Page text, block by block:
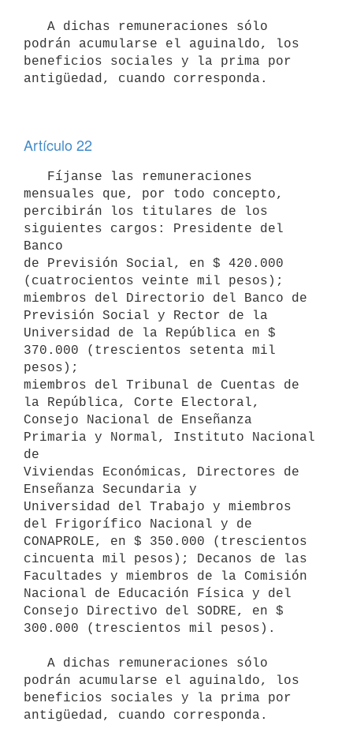
podrán acumularse el aguinaldo, los
beneficios sociales y la prima por
antigüedad, cuando corresponda.
Artículo 22
mensuales que, por todo concepto,
percibirán los titulares de los
siguientes cargos: Presidente del
Banco
de Previsión Social, en $ 420.000
(cuatrocientos veinte mil pesos);
miembros del Directorio del Banco de
Previsión Social y Rector de la
Universidad de la República en $
370.000 (trescientos setenta mil
pesos);
miembros del Tribunal de Cuentas de
la República, Corte Electoral,
Consejo Nacional de Enseñanza
Primaria y Normal, Instituto Nacional
de
Viviendas Económicas, Directores de
Enseñanza Secundaria y
Universidad del Trabajo y miembros
del Frigorífico Nacional y de
CONAPROLE, en $ 350.000 (trescientos
cincuenta mil pesos); Decanos de las
Facultades y miembros de la Comisión
Nacional de Educación Física y del
Consejo Directivo del SODRE, en $
300.000 (trescientos mil pesos).
podrán acumularse el aguinaldo, los
beneficios sociales y la prima por
antigüedad, cuando corresponda.